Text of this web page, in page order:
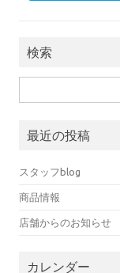
検索
最近の投稿
スタッフblog
商品情報
店舗からのお知らせ
カレンダー